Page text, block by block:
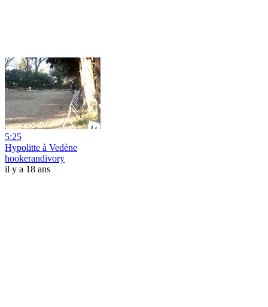
5:25
Hypolitte à Vedène
hookerandivory
il y a 18 ans